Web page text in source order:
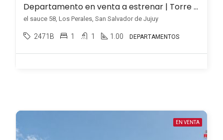
Departamento en venta a estrenar | Torre MAB – Los Perales 5to piso
el sauce 58, Los Perales, San Salvador de Jujuy
2471B 1 1 1.00 DEPARTAMENTOS
EN VENTA